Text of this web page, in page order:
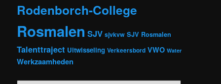
Rodenborch-College
Rosmalen SJV sjvkvw SJV Rosmalen
Talenttraject Uitwisseling Verkeersbord VWO Water
Werkzaamheden